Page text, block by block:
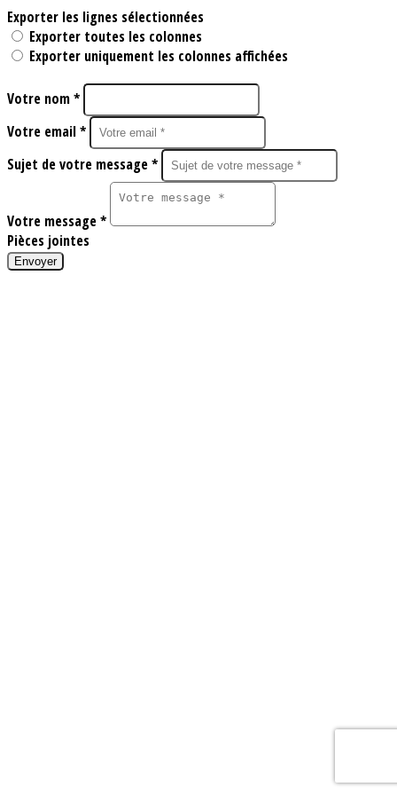
Exporter les lignes sélectionnées
Exporter toutes les colonnes
Exporter uniquement les colonnes affichées
Votre nom *
Votre email *
Sujet de votre message *
Votre message *
Pièces jointes
Envoyer